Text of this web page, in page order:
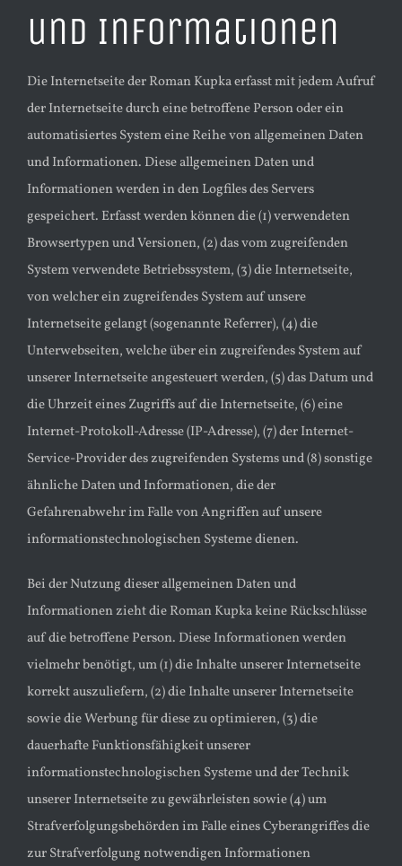
und Informationen
Die Internetseite der Roman Kupka erfasst mit jedem Aufruf
der Internetseite durch eine betroffene Person oder ein
automatisiertes System eine Reihe von allgemeinen Daten
und Informationen. Diese allgemeinen Daten und
Informationen werden in den Logfiles des Servers
gespeichert. Erfasst werden können die (1) verwendeten
Browsertypen und Versionen, (2) das vom zugreifenden
System verwendete Betriebssystem, (3) die Internetseite,
von welcher ein zugreifendes System auf unsere
Internetseite gelangt (sogenannte Referrer), (4) die
Unterwebseiten, welche über ein zugreifendes System auf
unserer Internetseite angesteuert werden, (5) das Datum und
die Uhrzeit eines Zugriffs auf die Internetseite, (6) eine
Internet-Protokoll-Adresse (IP-Adresse), (7) der Internet-
Service-Provider des zugreifenden Systems und (8) sonstige
ähnliche Daten und Informationen, die der
Gefahrenabwehr im Falle von Angriffen auf unsere
informationstechnologischen Systeme dienen.
Bei der Nutzung dieser allgemeinen Daten und
Informationen zieht die Roman Kupka keine Rückschlüsse
auf die betroffene Person. Diese Informationen werden
vielmehr benötigt, um (1) die Inhalte unserer Internetseite
korrekt auszuliefern, (2) die Inhalte unserer Internetseite
sowie die Werbung für diese zu optimieren, (3) die
dauerhafte Funktionsfähigkeit unserer
informationstechnologischen Systeme und der Technik
unserer Internetseite zu gewährleisten sowie (4) um
Strafverfolgungsbehörden im Falle eines Cyberangriffes die
zur Strafverfolgung notwendigen Informationen